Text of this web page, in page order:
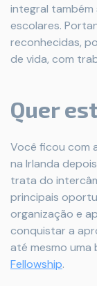
integral
escolares.
reconhecidas,
de vida, com
Quer
Você ficou com
na Irlanda
trata do
principais
organização e
conquistar a
até mesmo uma
Fellowship.